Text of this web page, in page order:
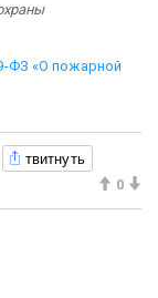
ФЗ «О пожарной
твитнуть
0